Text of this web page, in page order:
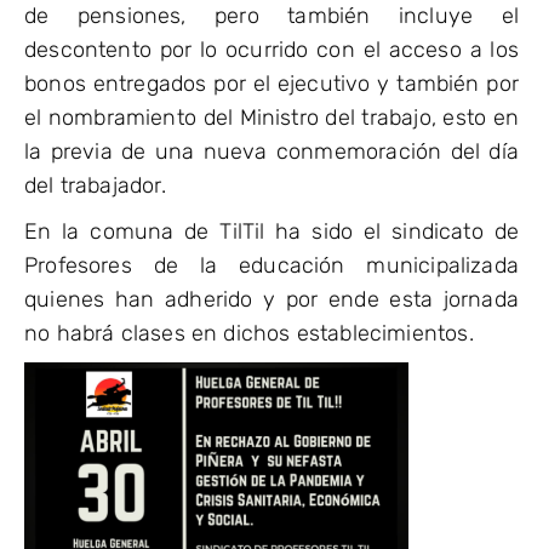
de pensiones, pero también incluye el
descontento por lo ocurrido con el acceso a los
bonos entregados por el ejecutivo y también por
el nombramiento del Ministro del trabajo, esto en
la previa de una nueva conmemoración del día
del trabajador.
En la comuna de TilTil ha sido el sindicato de
Profesores de la educación municipalizada
quienes han adherido y por ende esta jornada
no habrá clases en dichos establecimientos.